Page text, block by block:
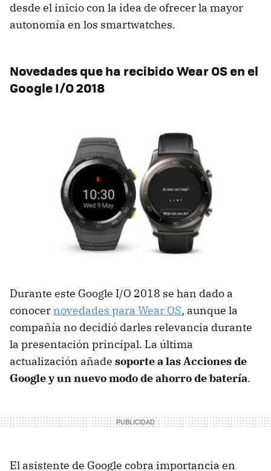
desde el inicio con la idea de ofrecer la mayor
autonomía en los smartwatches.
Novedades que ha recibido Wear OS en el
Google I/O 2018
Durante este Google I/O 2018 se han dado a
conocer novedades para Wear OS, aunque la
compañía no decidió darles relevancia durante
la presentación principal. La última
actualización añade soporte a las Acciones de
Google y un nuevo modo de ahorro de batería.
El asistente de Google cobra importancia en